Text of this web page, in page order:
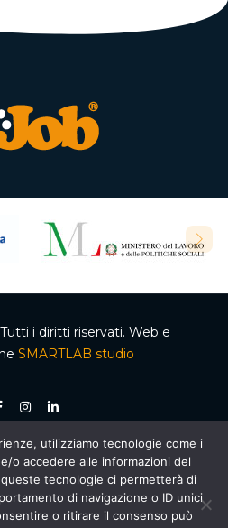
i diritti riservati. Web e
SMARTLAB studio
– Capitale sociale €50.000,00 i.v.
per le attività di formazione e
cod. organismo 03200/12/20. Agenzia per il
e delle Politiche Sociali – Sezione 4
MIN. PROT. R.0000159.30.11.2020 – Piano
(PNRR)
, Missione 5 “Inclusione e coesione”,
Riforma 1.1 “Politiche Attive del Lavoro e
utilizziamo tecnologie come i
o accedere alle informazioni del
tecnologie ci permetterà di
di navigazione o ID unici
o ritirare il consenso può